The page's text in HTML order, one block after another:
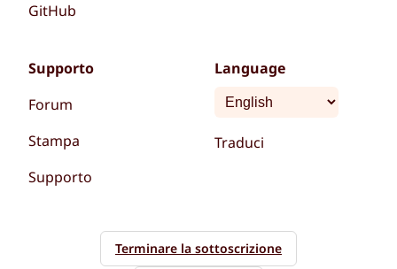
GitHub
Supporto
Forum
Stampa
Supporto
Language
Traduci
Terminare la sottoscrizione